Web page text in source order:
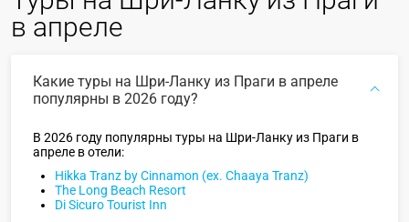
в апреле
Какие туры на Шри-Ланку из Праги в апреле
популярны в 2026 году?
В 2026 году популярны туры на Шри-Ланку из Праги в
апреле в отели:
Hikka Tranz by Cinnamon (ex. Chaaya Tranz)
The Long Beach Resort
Di Sicuro Tourist Inn